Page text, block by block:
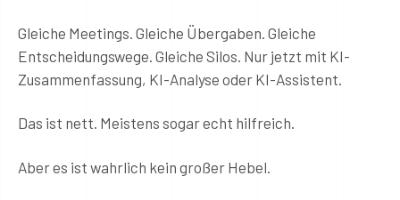
Gleiche Meetings. Gleiche Übergaben. Gleiche
Entscheidungswege. Gleiche Silos. Nur jetzt mit KI-
Zusammenfassung, KI-Analyse oder KI-Assistent.
Das ist nett. Meistens sogar echt hilfreich.
Aber es ist wahrlich kein großer Hebel.